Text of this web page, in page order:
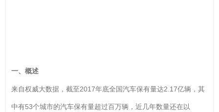
一、概述
来自权威大数据，截至2017年底全国汽车保有量达2.17亿辆，其
中有53个城市的汽车保有量超过百万辆，近几年数量还在以